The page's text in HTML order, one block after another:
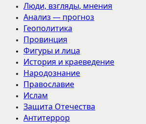
Люди, взгляды, мнения
Анализ — прогноз
Геополитика
Провинция
Фигуры и лица
История и краеведение
Народознание
Православие
Ислам
Защита Отечества
Антитеррор